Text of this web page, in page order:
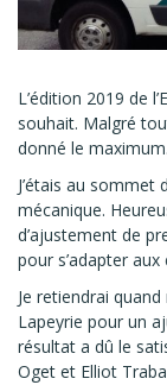
L’édition 2019 de
souhait. Malgré
donné le
J’étais au sommet
mécanique.
d’ajustement de
pour s’adapter
Je retiendrai
Lapeyrie pour un
résultat a dû le
Oget et Elliot